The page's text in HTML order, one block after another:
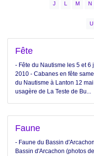
J L M N
U
Fête
- Fête du Nautisme les 5 et
2010 - Cabanes en fête
du Nautisme à Lanton 12
usagère de La Teste de Bu...
Faune
- Faune du Bassin
Bassin d'Arcachon (photos